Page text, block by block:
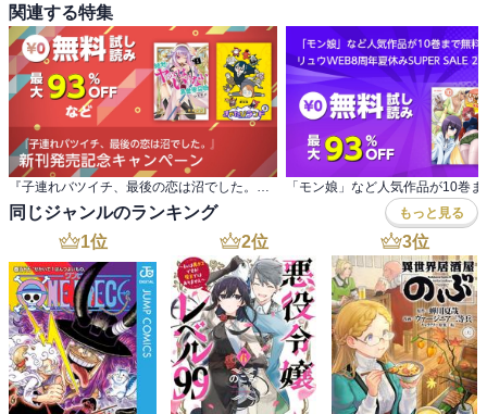
関連する特集
同じジャンルのランキング もっと見る
1位 2位 3位